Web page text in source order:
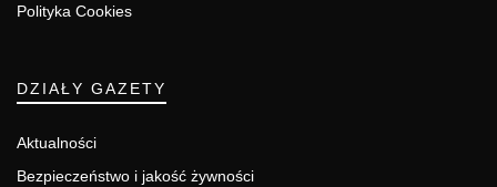
Polityka Cookies
DZIAŁY GAZETY
Aktualności
Bezpieczeństwo i jakość żywności